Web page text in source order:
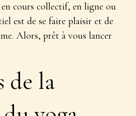
cours collectif, en ligne ou
est de se faire plaisir et de
Alors, prêt à vous lancer
de la